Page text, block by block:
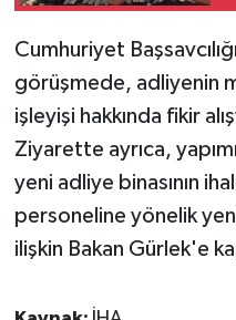
Cumhuriyet
görüşmede, adliyenin
işleyişi hakkında fikir
Ziyarette ayrıca,
yeni adliye binasının
personeline yönelik
ilişkin Bakan Gürlek'e